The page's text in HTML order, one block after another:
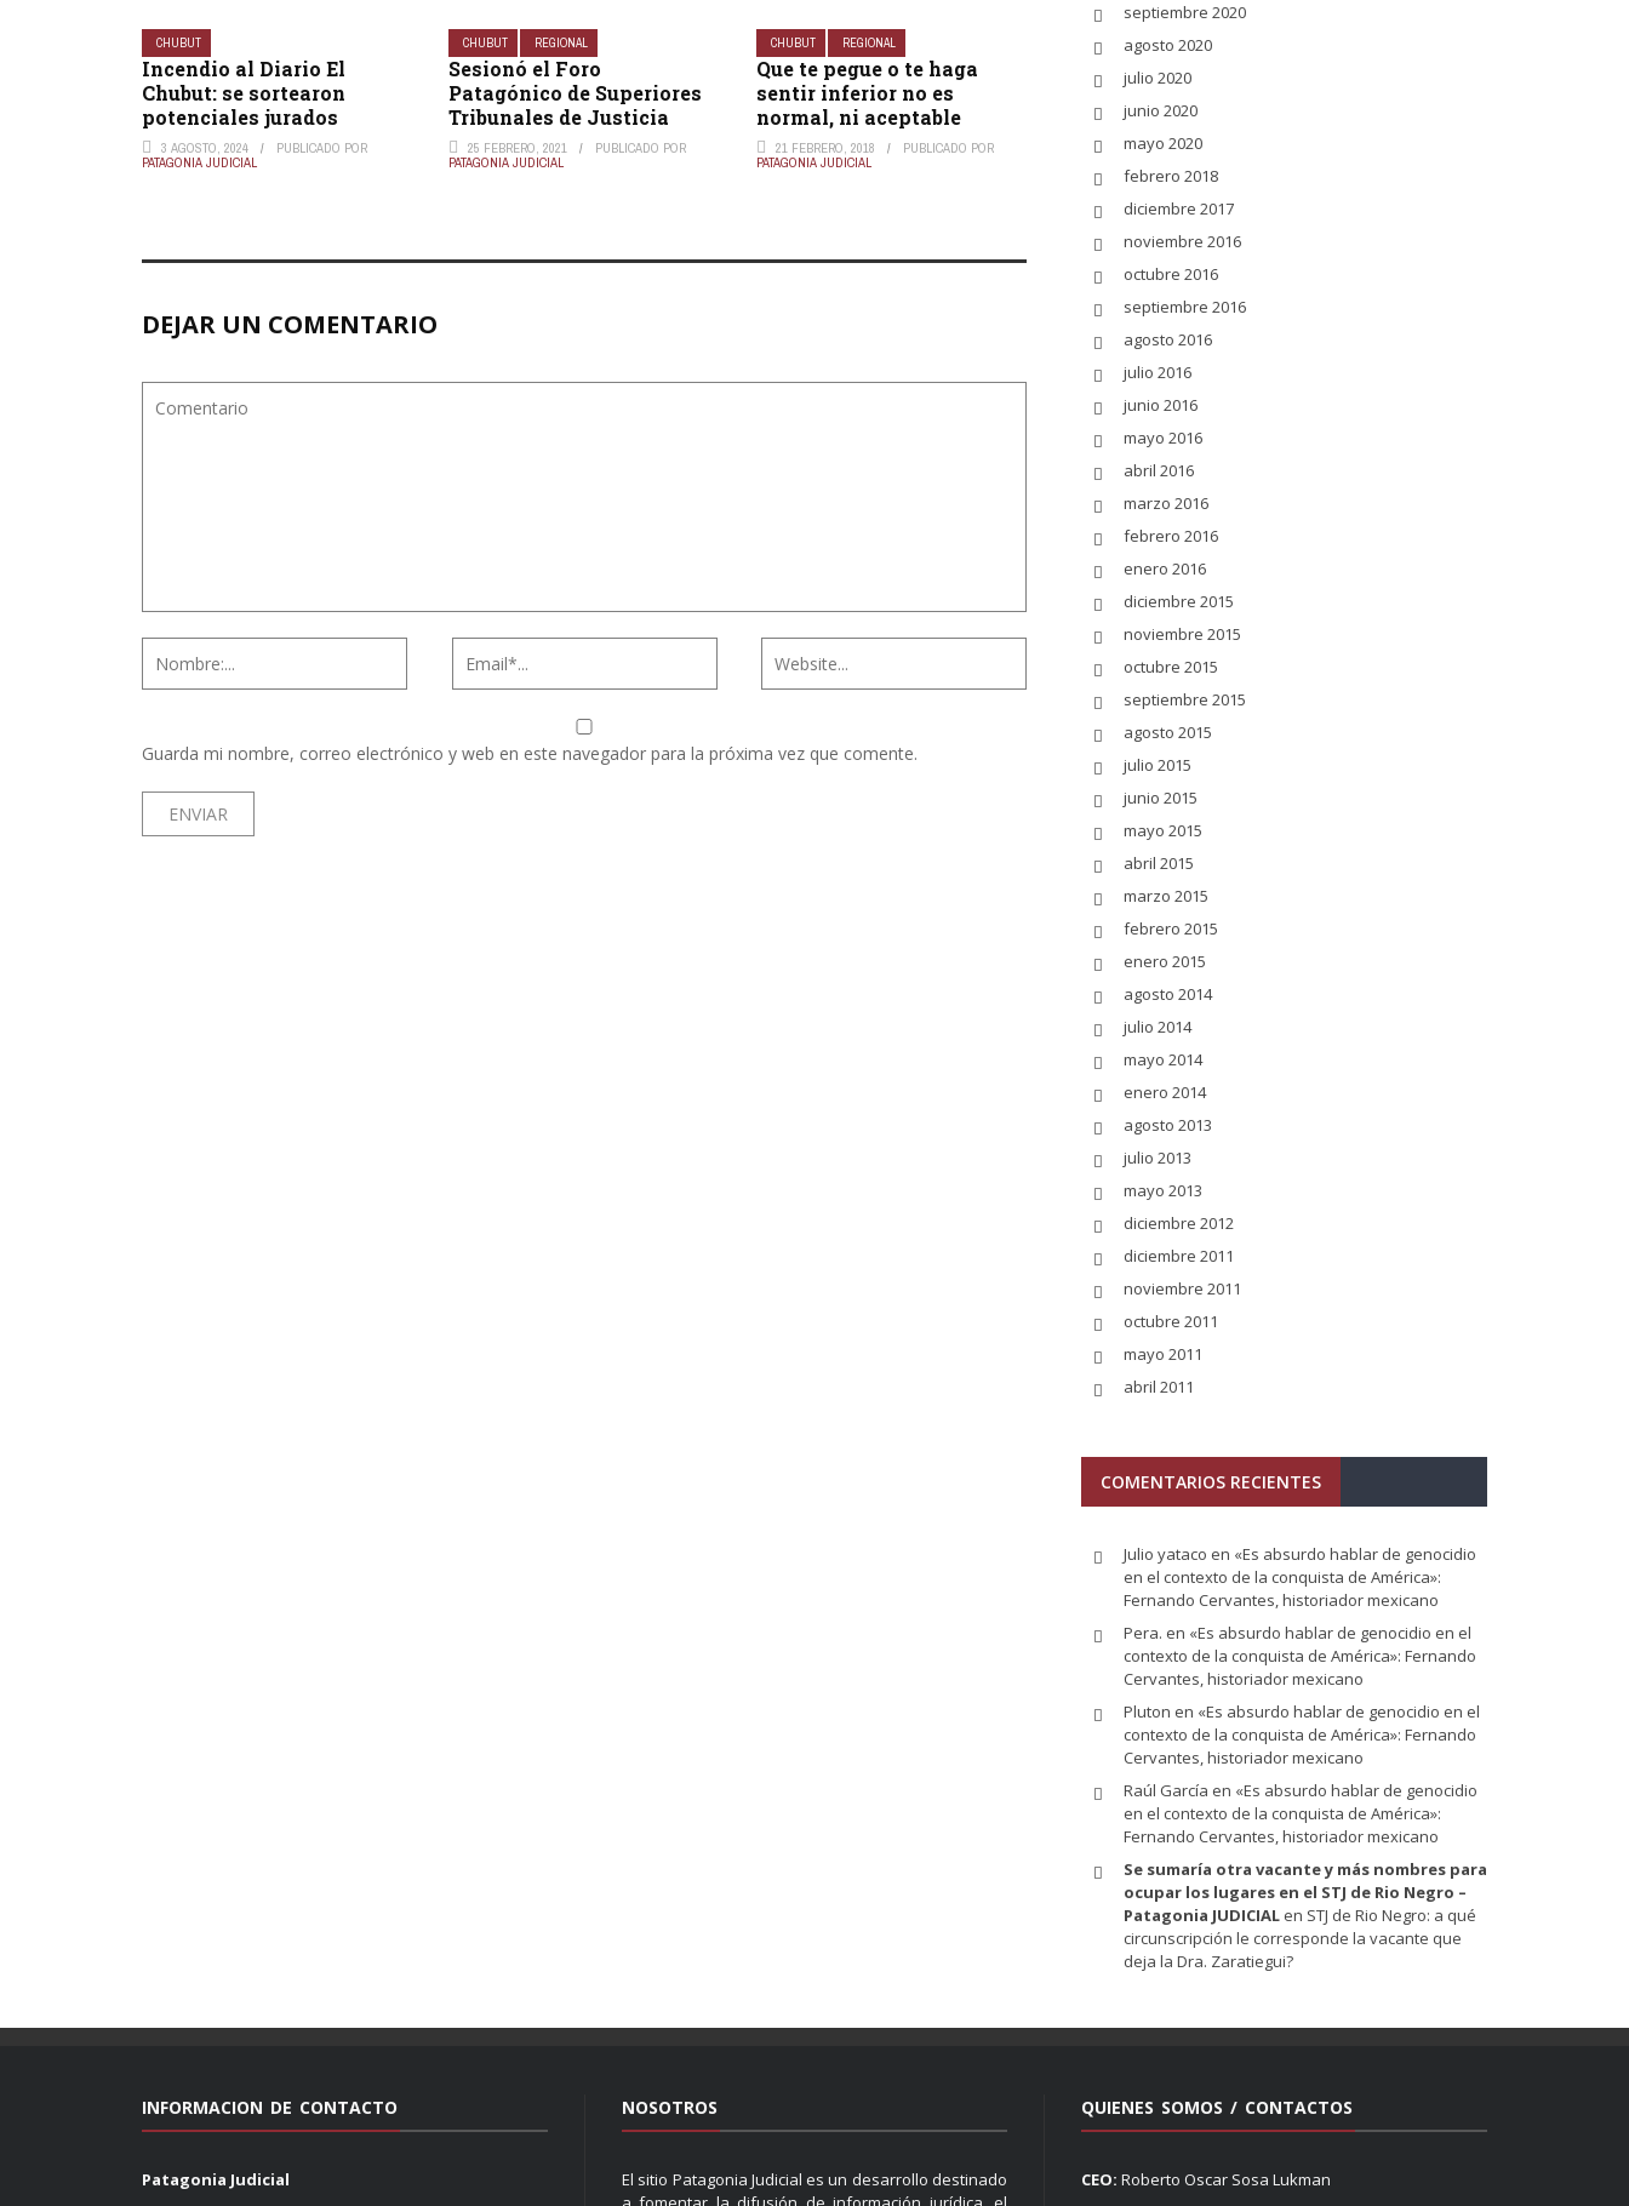
CHUBUT
Incendio al Diario El
Chubut: se sortearon
potenciales jurados
3 AGOSTO, 2024
PUBLICADO POR
PATAGONIA JUDICIAL
CHUBUT REGIONAL
Sesionó el Foro
Patagónico de Superiores
Tribunales de Justicia
25 FEBRERO, 2021
PUBLICADO POR
PATAGONIA JUDICIAL
CHUBUT REGIONAL
Que te pegue o te haga
sentir inferior no es
normal, ni aceptable
21 FEBRERO, 2018
PUBLICADO POR
PATAGONIA JUDICIAL
DEJAR UN COMENTARIO
Guarda mi nombre, correo electrónico y web en este navegador para la próxima vez que comente.
septiembre 2020
agosto 2020
julio 2020
junio 2020
mayo 2020
febrero 2018
diciembre 2017
noviembre 2016
octubre 2016
septiembre 2016
agosto 2016
julio 2016
junio 2016
mayo 2016
abril 2016
marzo 2016
febrero 2016
enero 2016
diciembre 2015
noviembre 2015
octubre 2015
septiembre 2015
agosto 2015
julio 2015
junio 2015
mayo 2015
abril 2015
marzo 2015
febrero 2015
enero 2015
agosto 2014
julio 2014
mayo 2014
enero 2014
agosto 2013
julio 2013
mayo 2013
diciembre 2012
diciembre 2011
noviembre 2011
octubre 2011
mayo 2011
abril 2011
COMENTARIOS RECIENTES
Julio yataco en «Es absurdo hablar de genocidio
en el contexto de la conquista de América»:
Fernando Cervantes, historiador mexicano
Pera. en «Es absurdo hablar de genocidio en el
contexto de la conquista de América»: Fernando
Cervantes, historiador mexicano
Pluton en «Es absurdo hablar de genocidio en el
contexto de la conquista de América»: Fernando
Cervantes, historiador mexicano
Raúl García en «Es absurdo hablar de genocidio
en el contexto de la conquista de América»:
Fernando Cervantes, historiador mexicano
Se sumaría otra vacante y más nombres para
ocupar los lugares en el STJ de Rio Negro –
Patagonia JUDICIAL en STJ de Rio Negro: a qué
circunscripción le corresponde la vacante que
deja la Dra. Zaratiegui?
INFORMACION DE CONTACTO
Patagonia Judicial
NOSOTROS
El sitio Patagonia Judicial es un desarrollo destinado
QUIENES SOMOS / CONTACTOS
CEO: Roberto Oscar Sosa Lukman